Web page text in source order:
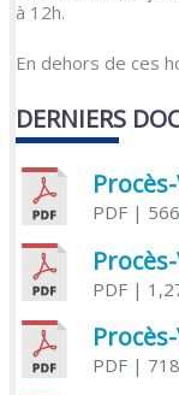
à 12h.
En dehors de ces
DERNIERS
PDF|
PDF|
PDF|